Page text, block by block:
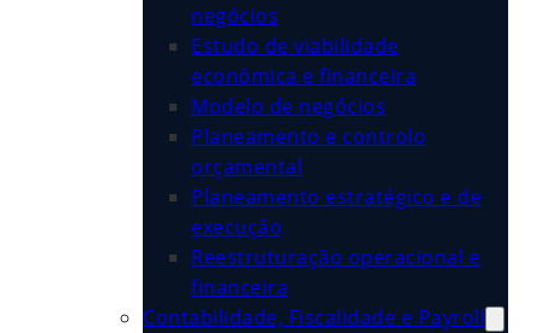
negócios
Estudo de viabilidade
económica e financeira
Modelo de negócios
Planeamento e controlo
orçamental
Planeamento estratégico e de
execução
Reestruturação operacional e
financeira
Contabilidade, Fiscalidade e Payroll